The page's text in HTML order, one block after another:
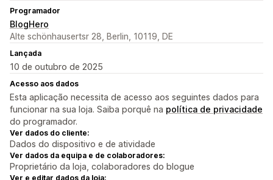
Programador
BlogHero
Alte schönhausertsr 28, Berlin, 10119, DE
Lançada
10 de outubro de 2025
Acesso aos dados
Esta aplicação necessita de acesso aos seguintes dados para
funcionar na sua loja. Saiba porquê na política de privacidade
do programador.
Ver dados do cliente:
Dados do dispositivo e de atividade
Ver dados da equipa e de colaboradores:
Proprietário da loja, colaboradores do blogue
Ver e editar dados da loja: